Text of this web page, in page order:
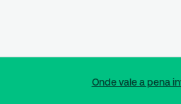
Onde vale a pena